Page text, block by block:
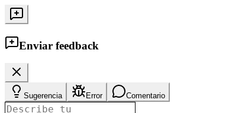
Enviar feedback
Sugerencia Error Comentario